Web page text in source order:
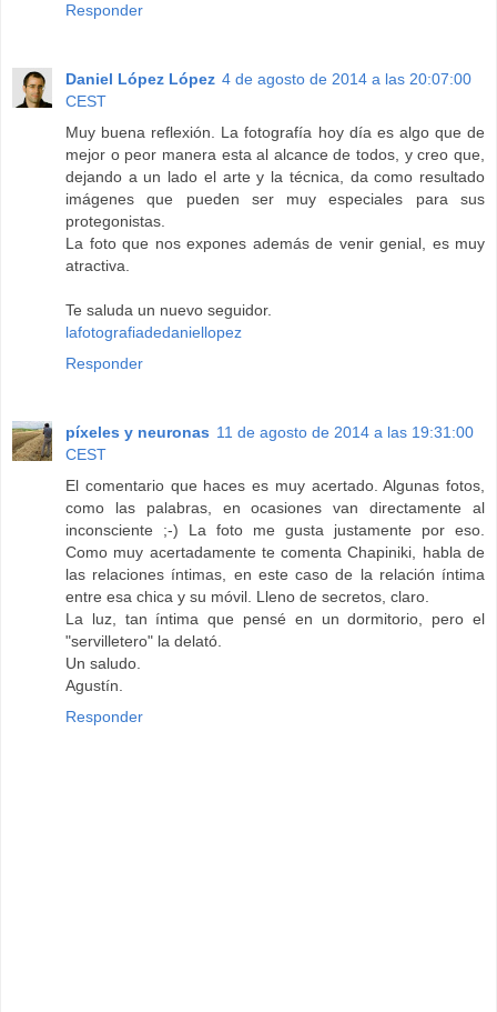
Responder
Daniel López López 4 de agosto de 2014 a las 20:07:00
CEST
Muy buena reflexión. La fotografía hoy día es algo que de
mejor o peor manera esta al alcance de todos, y creo que,
dejando a un lado el arte y la técnica, da como resultado
imágenes que pueden ser muy especiales para sus
protegonistas.
La foto que nos expones además de venir genial, es muy
atractiva.
Te saluda un nuevo seguidor.
lafotografiadedaniellopez
Responder
píxeles y neuronas 11 de agosto de 2014 a las 19:31:00
CEST
El comentario que haces es muy acertado. Algunas fotos,
como las palabras, en ocasiones van directamente al
inconsciente ;-) La foto me gusta justamente por eso.
Como muy acertadamente te comenta Chapiniki, habla de
las relaciones íntimas, en este caso de la relación íntima
entre esa chica y su móvil. Lleno de secretos, claro.
La luz, tan íntima que pensé en un dormitorio, pero el
"servilletero" la delató.
Un saludo.
Agustín.
Responder